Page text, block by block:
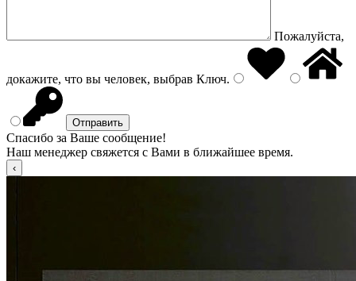
Пожалуйста,
докажите, что вы человек, выбрав Ключ.
Спасибо за Ваше сообщение!
Наш менеджер свяжется с Вами в ближайшее время.